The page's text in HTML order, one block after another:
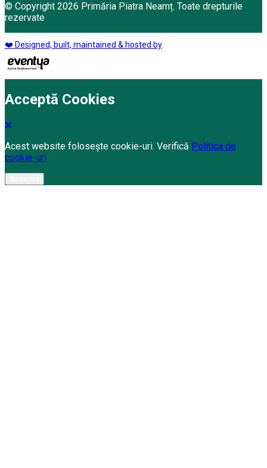
© Copyright 2026 Primăria Piatra Neamț. Toate drepturile
rezervate
❤️ Designed, built, maintained & hosted by
Acceptă Cookies
Acest website folosește cookie-uri. Verifică Politica de
cookie-uri